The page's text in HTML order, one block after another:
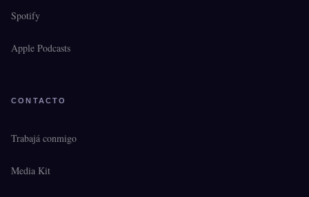
Spotify
Apple Podcasts
CONTACTO
Trabajá conmigo
Media Kit